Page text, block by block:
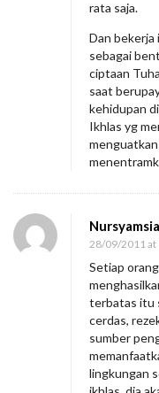
rata saja.
Dan bekerja
sebagai
ciptaan
saat
kehidupan
Ikhlas yg
28/09/2011 at
Setiap
terbatas itu
cerdas,
sumber
lingkungan